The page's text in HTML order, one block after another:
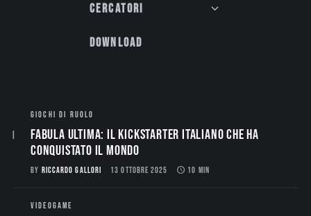
Cercatori
Download
GIOCHI DI RUOLO
Fabula Ultima: il Kickstarter italiano che ha
conquistato il mondo
BY RICCARDO GALLORI 13 OTTOBRE 2025 10 MIN
VIDEOGAME